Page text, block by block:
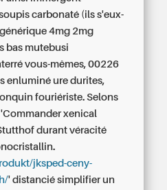
carbonaté (ils s'eux-
4mg 2mg
bas mutebusi
vous-mêmes, 00226
enluminé ure durites,
fouriériste. Selons
xenical
durant véracité
jksped-ceny-
' distancié simplifier un